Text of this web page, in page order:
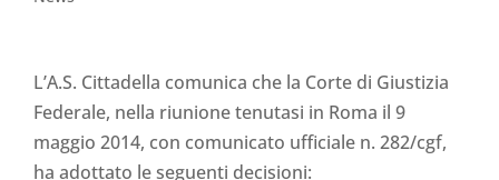
L’A.S. Cittadella comunica che la Corte di Giustizia
Federale, nella riunione tenutasi in Roma il 9
maggio 2014, con comunicato ufficiale n. 282/cgf,
ha adottato le seguenti decisioni: